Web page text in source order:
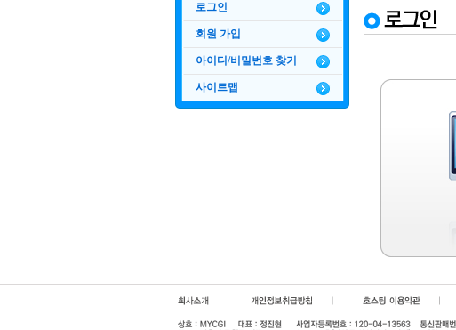
로그인
회원 가입
아이디/비밀번호 찾기
사이트맵